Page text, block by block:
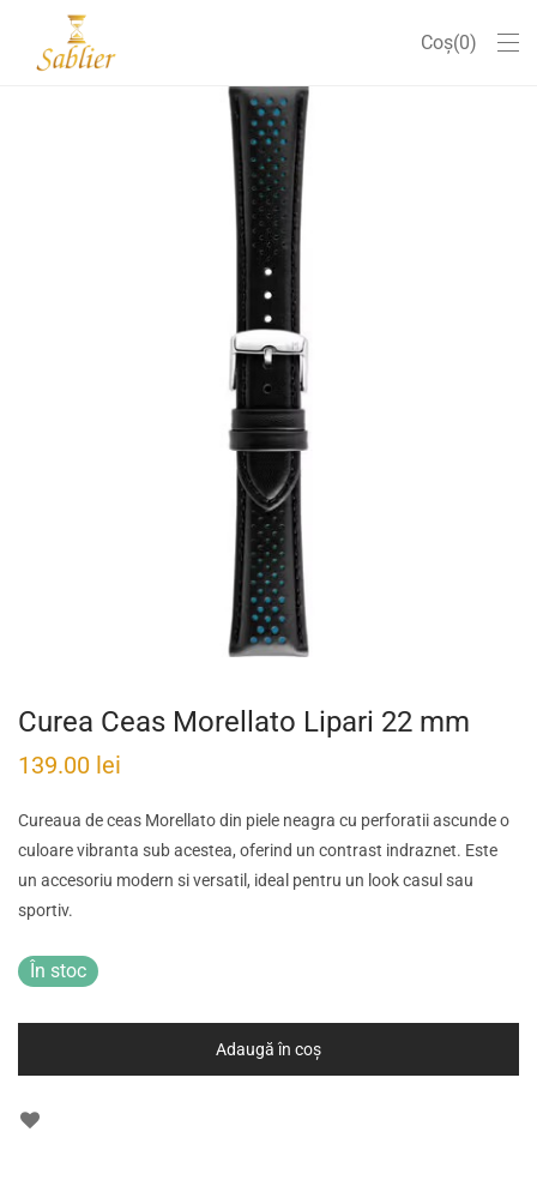
Coș 0
Curea Ceas Morellato Lipari 22 mm
139.00 lei
Cureaua de ceas Morellato din piele neagra cu perforatii ascunde o
culoare vibranta sub acestea, oferind un contrast indraznet. Este
un accesoriu modern si versatil, ideal pentru un look casul sau
sportiv.
În stoc
Adaugă în coș